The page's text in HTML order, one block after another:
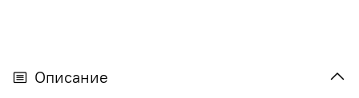
Описание